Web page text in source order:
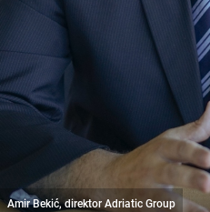
Amir Bekić, direktor Adriatic Group